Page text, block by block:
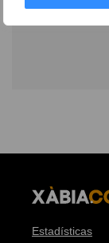
Estadísticas